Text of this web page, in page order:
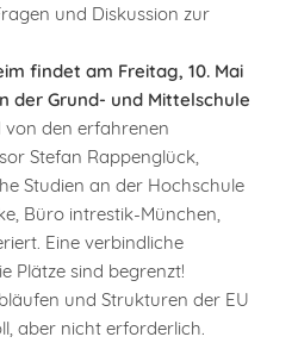
und Diskussion zur
findet am Freitag, 10. Mai
der Grund- und Mittelschule
den erfahrenen
Stefan Rappenglück,
Studien an der Hochschule
Büro intrestik-München,
Eine verbindliche
Plätze sind begrenzt!
und Strukturen der EU
aber nicht erforderlich.